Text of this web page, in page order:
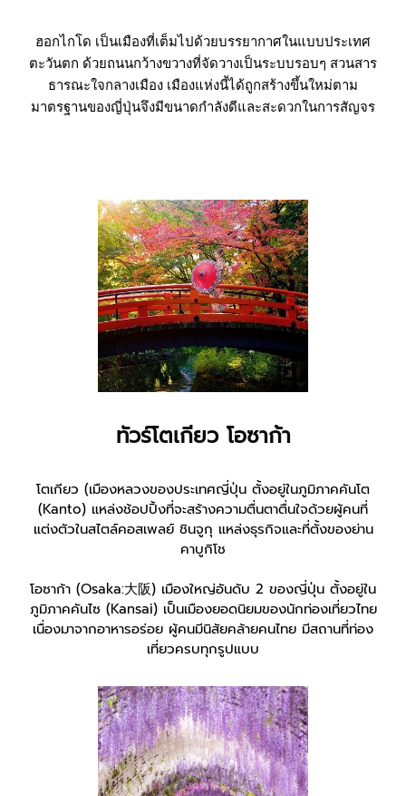
ฮอกไกโด เป็นเมืองที่เต็มไปด้วยบรรยากาศในแบบประเทศ
ตะวันตก ด้วยถนนกว้างขวางที่จัดวางเป็นระบบรอบๆ สวนสาร
ธารณะใจกลางเมือง เมืองแห่งนี้ได้ถูกสร้างขึ้นใหม่ตาม
มาตรฐานของญี่ปุ่นจึงมีขนาดกำลังดีและสะดวกในการสัญจร
ทัวร์โตเกียว โอซาก้า
โตเกียว (เมืองหลวงของประเทศญี่ปุ่น ตั้งอยู่ในภูมิภาคคันโต
(Kanto) แหล่งช้อปปิ้งที่จะสร้างความตื่นตาตื่นใจด้วยผู้คนที่
แต่งตัวในสไตล์คอสเพลย์ ชินจูกุ แหล่งธุรกิจและที่ตั้งของย่าน
คาบูกิโช
โอซาก้า (Osaka:大阪) เมืองใหญ่อันดับ 2 ของญี่ปุ่น ตั้งอยู่ใน
ภูมิภาคคันไซ (Kansai) เป็นเมืองยอดนิยมของนักท่องเที่ยวไทย
เนื่องมาจากอาหารอร่อย ผู้คนมีนิสัยคล้ายคนไทย มีสถานที่ท่อง
เที่ยวครบทุกรูปแบบ